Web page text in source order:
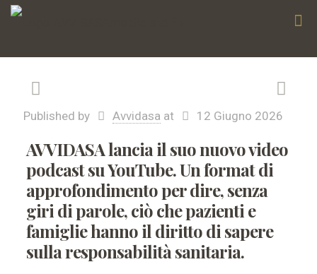
Published by Avvidasa at 12 Giugno 2026
AVVIDASA lancia il suo nuovo video
podcast su YouTube. Un format di
approfondimento per dire, senza
giri di parole, ciò che pazienti e
famiglie hanno il diritto di sapere
sulla responsabilità sanitaria.